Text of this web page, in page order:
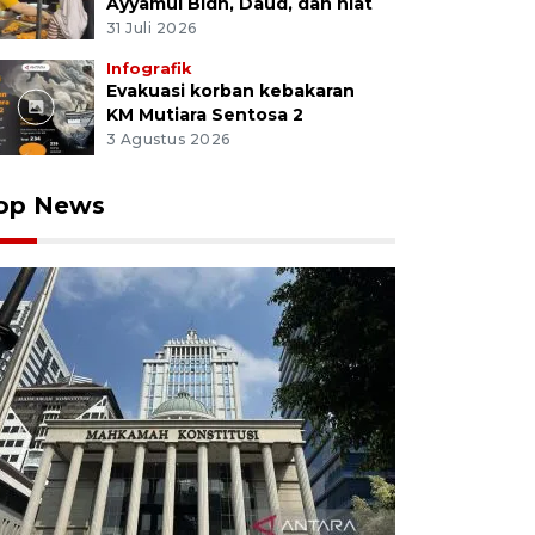
31 Juli 2026
Infografik
Evakuasi korban kebakaran
KM Mutiara Sentosa 2
3 Agustus 2026
News